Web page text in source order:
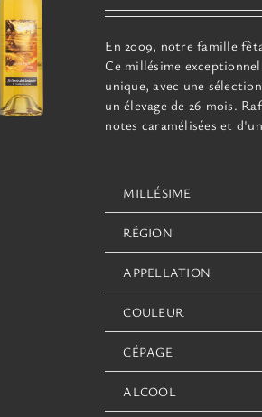
la
du
En 2009, notre famille
Ce millésime exceptionnel
unique, avec une
un élevage de 26 mois.
notes caramélisées et
MILLÉSIME
RÉGION
APPELLATION
COULEUR
CÉPAGE
ALCOOL